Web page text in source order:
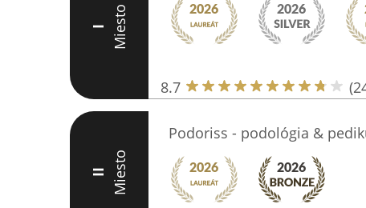
I Miesto
8.7
II Miesto
Podoriss - podológia &